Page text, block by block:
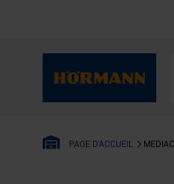
PAGE D'ACCUEIL